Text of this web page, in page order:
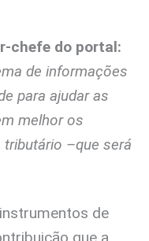
chefe do portal:
de informações
para ajudar as
melhor os
–que será
de